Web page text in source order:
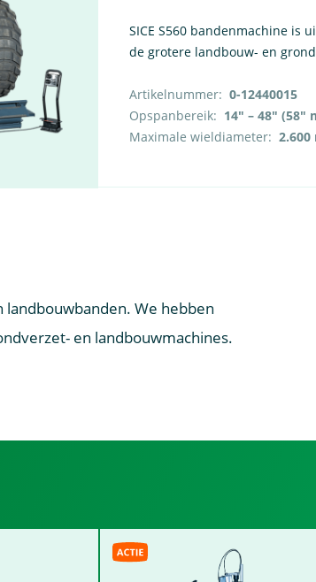
SICE S560 bandenmachine is
de grotere landbouw- en
Artikelnummer: 0-12440015
Opspanbereik:
Maximale wieldiameter: 2.600
landbouwbanden. We hebben
en landbouwmachines.